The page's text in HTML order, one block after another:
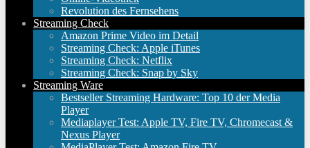
Revolution des Fernsehens
Streaming Check
Amazon Prime Video im Detail
Streaming Check: Apple iTunes
Streaming Check: Netflix
Streaming Check: Snap by Sky
Streaming Ware
Bestseller Streaming Hardware: Top 10 der Media
Player
Mediaplayer Test: Apple TV, Fire TV, Chromecast &
Nexus Player